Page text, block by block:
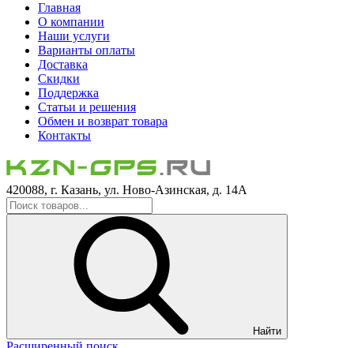
Главная
О компании
Наши услуги
Варианты оплаты
Доставка
Скидки
Поддержка
Статьи и решения
Обмен и возврат товара
Контакты
420088, г. Казань, ул. Ново-Азинская, д. 14А
Найти